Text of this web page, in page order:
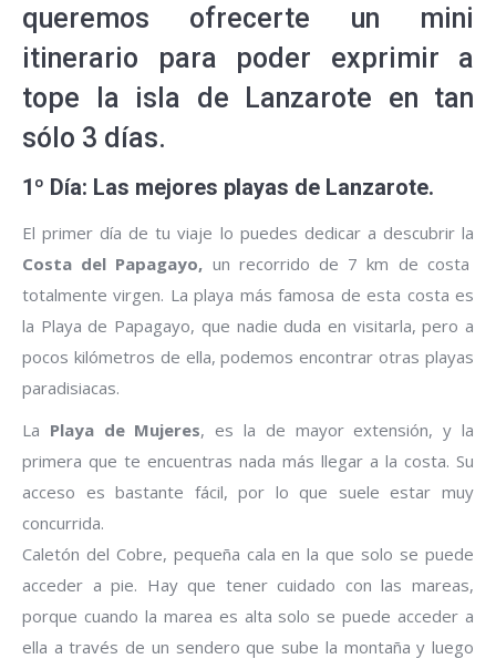
queremos ofrecerte un mini
itinerario para poder exprimir a
tope la isla de Lanzarote en tan
sólo 3 días.
1º Día: Las mejores playas de Lanzarote.
El primer día de tu viaje lo puedes dedicar a descubrir la
Costa del Papagayo, un recorrido de 7 km de costa
totalmente virgen. La playa más famosa de esta costa es
la Playa de Papagayo, que nadie duda en visitarla, pero a
pocos kilómetros de ella, podemos encontrar otras playas
paradisiacas.
La Playa de Mujeres, es la de mayor extensión, y la
primera que te encuentras nada más llegar a la costa. Su
acceso es bastante fácil, por lo que suele estar muy
concurrida.
Caletón del Cobre, pequeña cala en la que solo se puede
acceder a pie. Hay que tener cuidado con las mareas,
porque cuando la marea es alta solo se puede acceder a
ella a través de un sendero que sube la montaña y luego